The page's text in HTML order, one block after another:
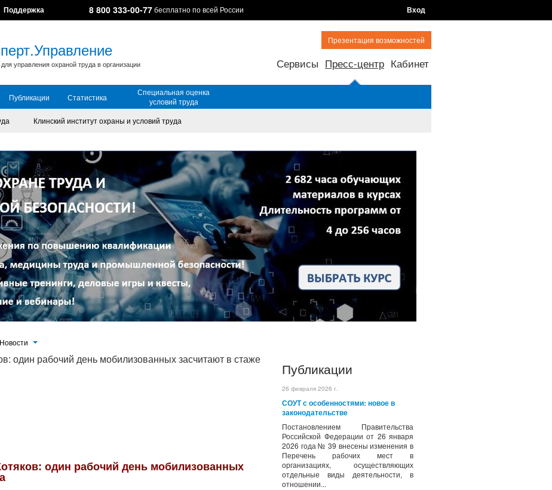
Поддержка 8 800 333-00-77бесплатно по всей России Вход
управления охраной труда в организации
Презентация возможностей
Сервисы Пресс-центр Кабинет
Публикации Статистика
Специальная оценка
условий труда
Клинский институт охраны и условий труда
Новости
Публикации
26 февраля 2026 г.
СОУТ с особенностями: новое в
законодательстве
Постановлением Правительства
Российской Федерации от 26 января
2026 года № 39 внесены изменения в
Перечень рабочих мест в
организациях, осуществляющих
отдельные виды деятельности, в
отношении...
один рабочий день мобилизованных засчитают в стаже
один рабочий день мобилизованных